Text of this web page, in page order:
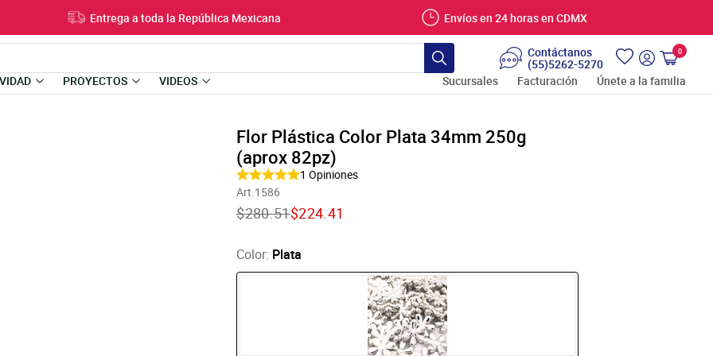
Entrega a toda la República Mexicana Envíos en 24 horas en CDMX
Buscar
Contáctanos
(55)5262-5270 Ingresar
Carrito
0
PROYECTOS VIDEOS Sucursales Facturación Únete a la familia
Flor Plástica Color Plata 34mm 250g
(aprox 82pz)
1 Opiniones
Art.1586
Translation
missing:
US.products.product.price.regular_price
$280.51Translation
missing:
$224.41
Color: Plata